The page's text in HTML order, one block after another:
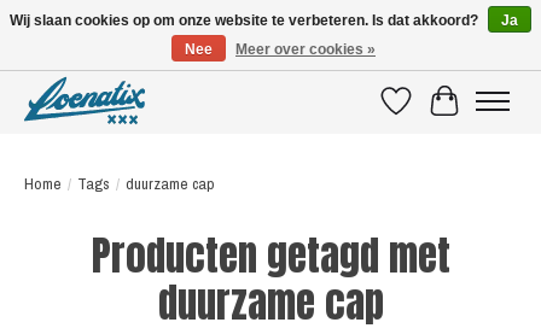
VerlanglijstWinkelwagen
Home / Tags / duurzame cap
Producten getagd met
duurzame cap
Wij slaan cookies op om onze website te verbeteren. Is dat akkoord?
Ja
Nee
Meer over cookies »